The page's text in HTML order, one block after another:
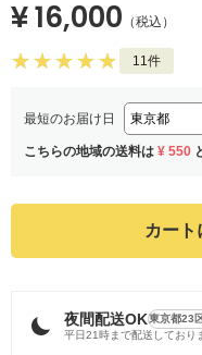
¥ 16,000 （税込）
11件
最短のお届け日
こちらの地域の送料は ¥ 550
カート
夜間配送OK東京都23
平日21時まで配送しており